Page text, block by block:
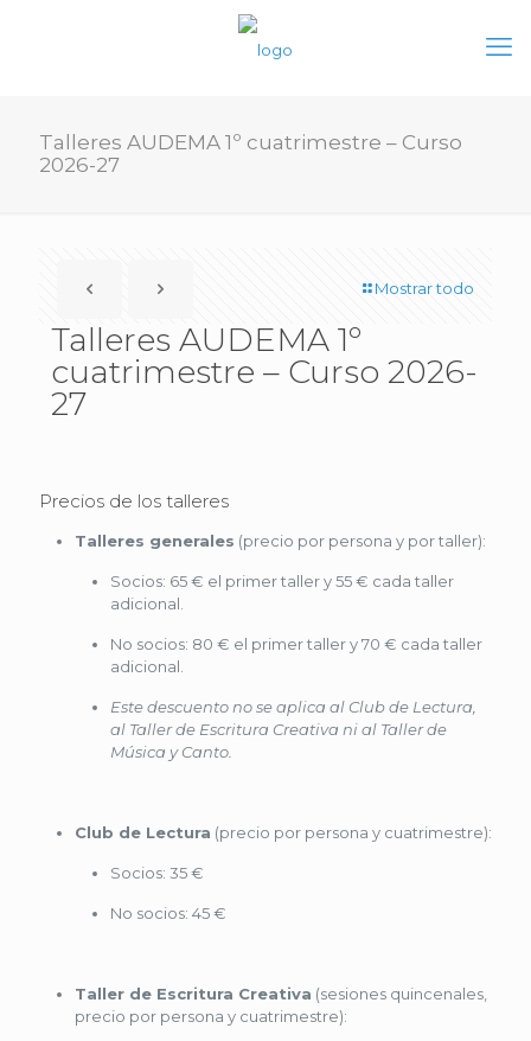
Talleres AUDEMA 1º cuatrimestre – Curso
2026-27
Mostrar todo
Talleres AUDEMA 1º
cuatrimestre – Curso 2026-
27
Precios de los talleres
Talleres generales (precio por persona y por taller):
Socios: 65 € el primer taller y 55 € cada taller
adicional.
No socios: 80 € el primer taller y 70 € cada taller
adicional.
Este descuento no se aplica al Club de Lectura,
al Taller de Escritura Creativa ni al Taller de
Música y Canto.
Club de Lectura (precio por persona y cuatrimestre):
Socios: 35 €
No socios: 45 €
Taller de Escritura Creativa (sesiones quincenales,
precio por persona y cuatrimestre):